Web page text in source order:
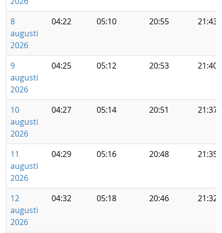
8
augusti
2026
04:22 05:10 20:55 21:43
9
augusti
2026
04:25 05:12 20:53 21:40
10
augusti
2026
04:27 05:14 20:51 21:37
11
augusti
2026
04:29 05:16 20:48 21:35
12
augusti
2026
04:32 05:18 20:46 21:32